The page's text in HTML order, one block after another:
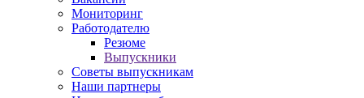
Мониторинг
Работодателю
Резюме
Выпускники
Советы выпускникам
Наши партнеры